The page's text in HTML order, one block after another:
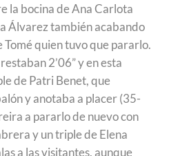
la bocina de Ana Carlota
Álvarez también acabando
Tomé quien tuvo que pararlo.
2’06” y en esta
de Patri Benet, que
y anotaba a placer (35-
a pararlo de nuevo con
y un triple de Elena
a las visitantes, aunque